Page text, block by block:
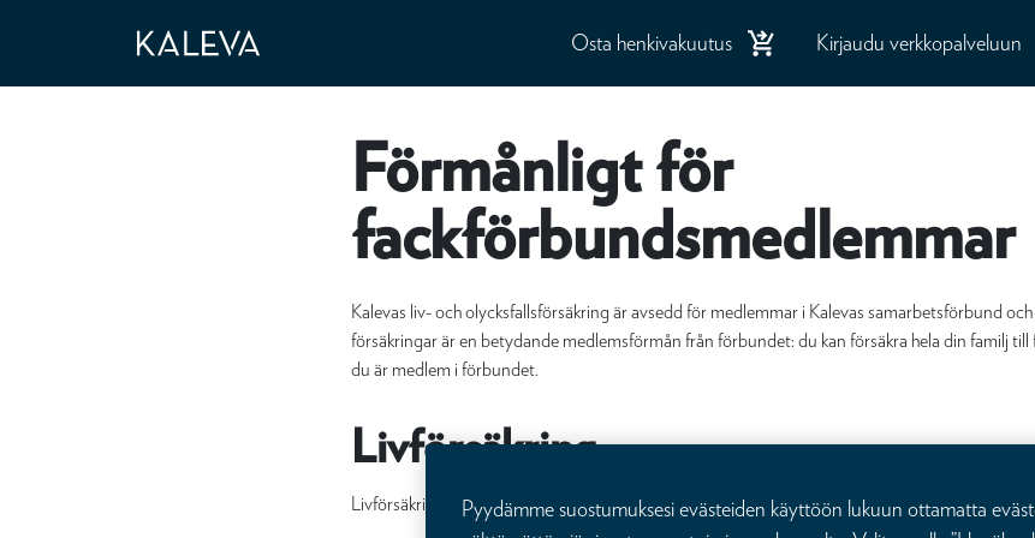
Osta henkivakuutus Kirjaudu verkkopalveluun
Förmånligt för
fackförbundsmedlemmar
Kalevas liv- och olycksfallsförsäkring är avsedd för medlemmar i Kalevas samarbetsförbund och
försäkringar är en betydande medlemsförmån från förbundet: du kan försäkra hela din familj
du är medlem i förbundet.
Livförsäkring
Livförsäkringen tryggar familjens levnadsstandard med en engångsersättning om du avlider.
Pyydämme suostumuksesi evästeiden käyttöön lukuun ottamatta